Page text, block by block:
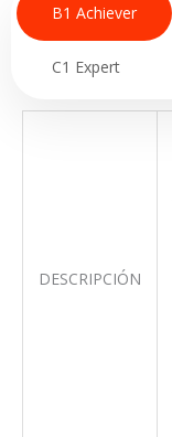
B1 Achiever
C1 Expert
DESCRIPCIÓN